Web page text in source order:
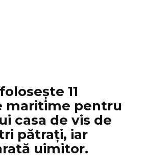
11
maritime pentru
casa de vis de
pătrați, iar
uimitor.